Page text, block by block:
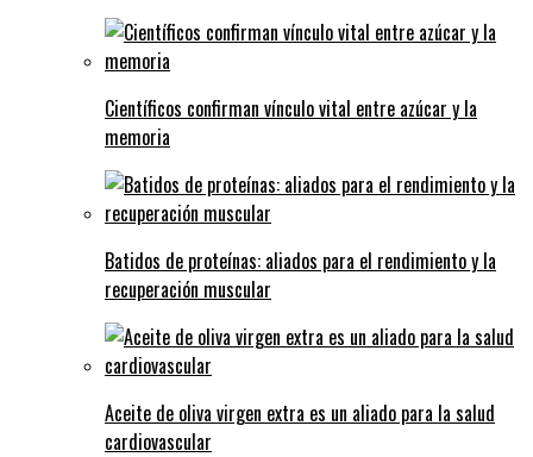
Científicos confirman vínculo vital entre azúcar y la
memoria
Batidos de proteínas: aliados para el rendimiento y la
recuperación muscular
Aceite de oliva virgen extra es un aliado para la salud
cardiovascular